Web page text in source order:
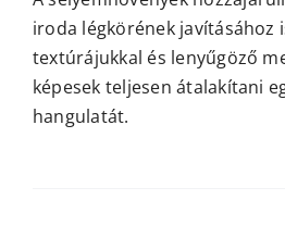
iroda légkörének javításához
textúrájukkal és lenyűgöző
képesek teljesen átalakítani
hangulatát.